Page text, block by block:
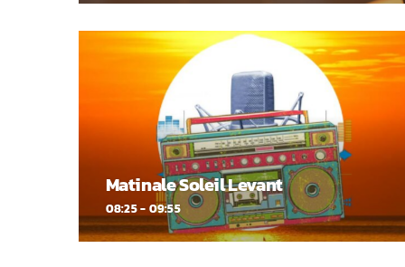
Matinale Soleil Levant
08:25 - 09:55